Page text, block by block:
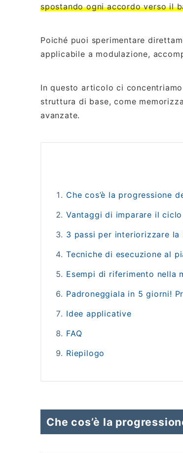
spostando ogni accordo verso il
Poiché puoi sperimentare
applicabile a modulazione,
In questo articolo ci
struttura di base, come
avanzate.
Che cos’è la progressione
Vantaggi di imparare il
3 passi per interiorizzare
Tecniche di esecuzione al
Esempi di riferimento nella
Padroneggiala in 5 giorni!
Idee applicative
FAQ
Riepilogo
Che cos’è la